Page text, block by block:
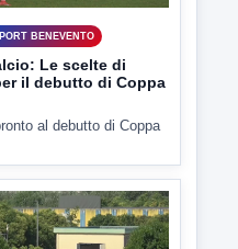
l'ASL parla
di pesci e nessuna